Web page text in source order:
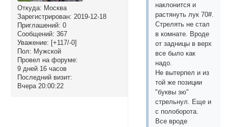
Откуда: Москва
Зарегистрирован: 2019-12-18
Приглашений: 0
Сообщений: 367
Уважение: [+117/-0]
Пол: Мужской
Провел на форуме:
9 дней 16 часов
Последний визит:
Вчера 20:00:22
наклонится и
растянуть лук 70#.
Стрелять не стал
в комнате. Вроде
от задницы в верх
все было как
надо.
Не вытерпел и из
той же позиции
"буквы зю"
стрельнул. Еще и
с полоборота.
Все вроде